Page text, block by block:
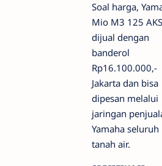
Soal harga,
Mio M3 125 AKS
dijual dengan
banderol
Rp16.100.000,-
Jakarta dan bisa
dipesan melalui
jaringan
Yamaha seluruh
tanah air.